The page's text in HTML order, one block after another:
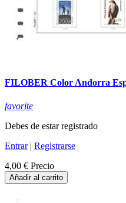
FILOBER Color Andorra
favorite
Debes de estar registrado
Entrar| Registrarse
4,00 € Precio
Añadir al carrito